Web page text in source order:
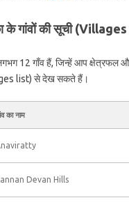
के गांवों की सूची
12 गाँव हैं, जिन्हें आप क्षेत्रफल
list) से देख सकते हैं।
का नाम
Devan Hills